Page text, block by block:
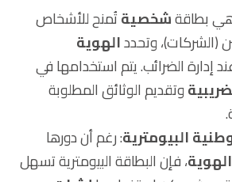
بطاقةشخصيةتُمنح للأشخاص
(الشركات)، وتحددالهوية
إدارة الضرائب. يتم استخدامها في
وتقديم الوثائق المطلوبة
البيومترية: رغم أن دورها
، فإن البطاقة البيومترية تسهل